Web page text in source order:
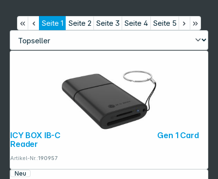
Seite 1 Seite 2 Seite 3 Seite 4 Seite 5
ICY BOX IB-CR204-CU3 2-in-1 USB 3.2 Gen 1 Card
Reader
Artikel-Nr.:190957
Neu